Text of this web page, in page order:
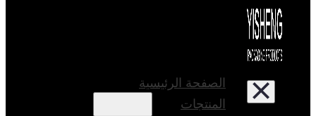
الصفحة الرئيسية
المنتجات